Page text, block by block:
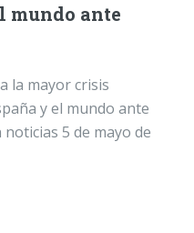
mundo ante
la mayor crisis
y el mundo ante
5 de mayo de